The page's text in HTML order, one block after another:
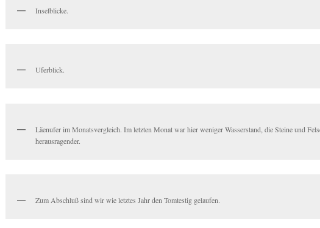
Inselblicke.
Uferblick.
Läenufer im Monatsvergleich. Im letzten Monat war hier weniger Wasserstand, die Steine und
herausragender.
Zum Abschluß sind wir wie letztes Jahr den Tomtestig gelaufen.